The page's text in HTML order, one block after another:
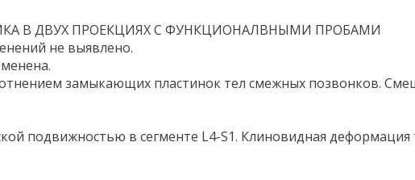
В ДВУХ ПРОЕКЦИЯХ С ФУНКЦИОНАЛВНЫМИ ПРОБАМИ
не выявлено.
замыкающих пластинок тел смежных позвонков.
подвижностью в сегменте L4-S1. Клиновидная деформация